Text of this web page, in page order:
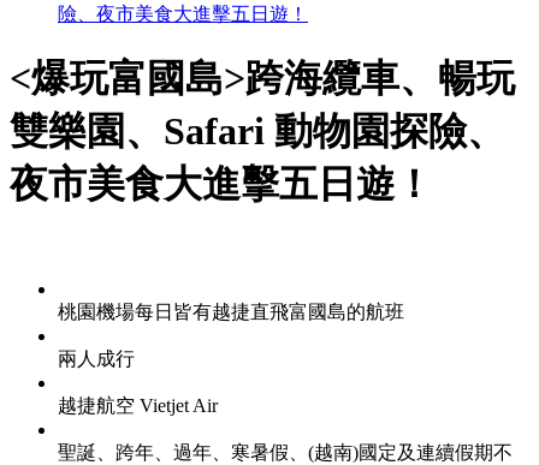
險、夜市美食大進擊五日遊！
<爆玩富國島>跨海纜車、暢玩
雙樂園、Safari 動物園探險、
夜市美食大進擊五日遊！
桃園機場每日皆有越捷直飛富國島的航班
兩人成行
越捷航空 Vietjet Air
聖誕、跨年、過年、寒暑假、(越南)國定及連續假期不